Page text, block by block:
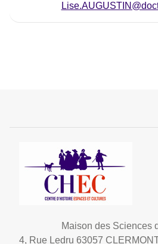
Maison des Sciences
4, Rue Ledru 63057